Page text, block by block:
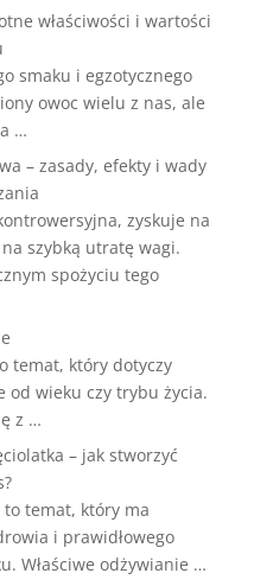
właściwości i wartości
smaku i egzotycznego
owoc wielu z nas, ale
…
– zasady, efekty i wady
zyskuje na
szybką utratę wagi.
spożyciu tego
temat, który dotyczy
od wieku czy trybu życia.
z …
– jak stworzyć
temat, który ma
i prawidłowego
Właściwe odżywianie …